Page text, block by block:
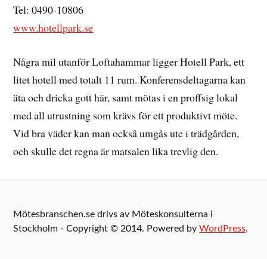
Tel: 0490-10806
www.hotellpark.se
Några mil utanför Loftahammar ligger Hotell Park, ett
litet hotell med totalt 11 rum. Konferensdeltagarna kan
äta och dricka gott här, samt mötas i en proffsig lokal
med all utrustning som krävs för ett produktivt möte.
Vid bra väder kan man också umgås ute i trädgården,
och skulle det regna är matsalen lika trevlig den.
Mötesbranschen.se drivs av Möteskonsulterna i
Stockholm - Copyright © 2014. Powered byWordPress.